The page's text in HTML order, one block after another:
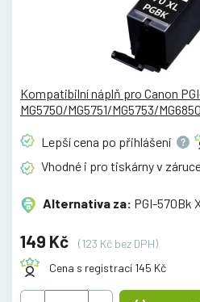
Kompatibilní náplň pro Canon
MG5750/MG5751/MG5753/MG6850
Lepší cena po přihlášení
Vhodné i pro tiskárny v
Alternativa za: PGI-570Bk
149 Kč
(123 Kč bez DPH)
Cena s registrací 145 Kč